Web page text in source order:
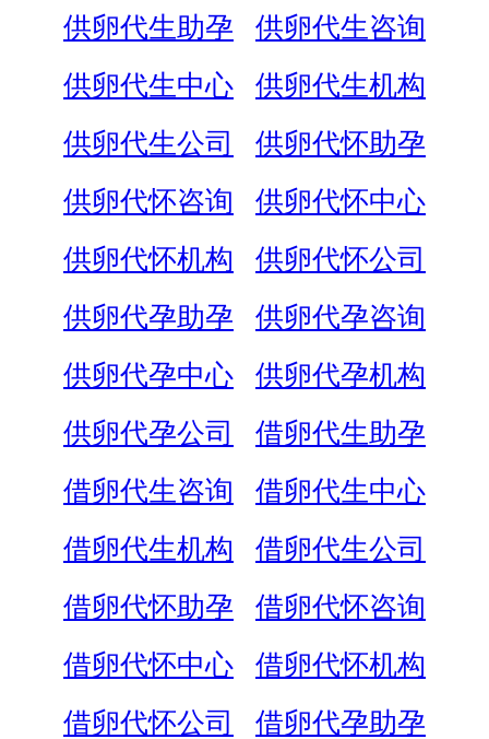
供卵代生助孕
供卵代生咨询
供卵代生中心
供卵代生机构
供卵代生公司
供卵代怀助孕
供卵代怀咨询
供卵代怀中心
供卵代怀机构
供卵代怀公司
供卵代孕助孕
供卵代孕咨询
供卵代孕中心
供卵代孕机构
供卵代孕公司
借卵代生助孕
借卵代生咨询
借卵代生中心
借卵代生机构
借卵代生公司
借卵代怀助孕
借卵代怀咨询
借卵代怀中心
借卵代怀机构
借卵代怀公司
借卵代孕助孕